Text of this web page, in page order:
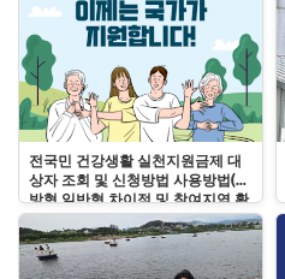
전국민 건강생활 실천지원금제 대
상자 조회 및 신청방법 사용방법(예
방형 일반형 차이점 및 참여지역 확